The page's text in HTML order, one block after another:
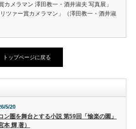
カメラマン 澤田教一・酒井淑夫 写真展」
ツァー賞カメラマン」（澤田教一・酒井淑
トップページに戻る
5/20
ン圏を舞台とする小説 第59回「愉楽の園」
本 輝 著）